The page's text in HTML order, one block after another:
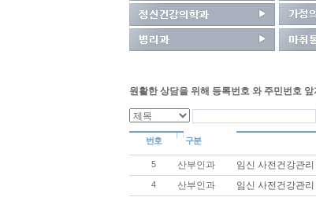
원활한 상담을 위해 등록번호 와 주민번호
번호 구분
5 산부인과 임신 사전건강관
4 산부인과 임신 사전건강관